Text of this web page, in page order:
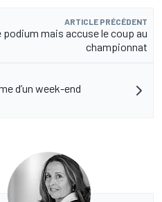
ARTICLE PRÉCÉDENT
mais accuse le coup au
championnat
d’un week-end